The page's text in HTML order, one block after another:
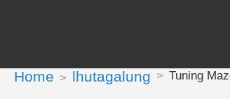
Home lhutagalung Tuning